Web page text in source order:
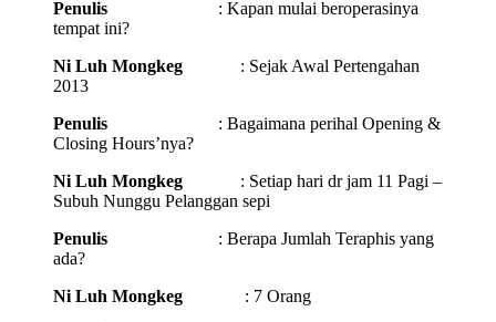
Penulis : Kapan mulai beroperasinya
tempat ini?
Ni Luh Mongkeg : Sejak Awal Pertengahan
2013
Penulis : Bagaimana perihal Opening &
Closing Hours’nya?
Ni Luh Mongkeg : Setiap hari dr jam 11 Pagi –
Subuh Nunggu Pelanggan sepi
Penulis
: Berapa Jumlah Teraphis yang
ada?
Ni Luh Mongkeg : 7 Orang